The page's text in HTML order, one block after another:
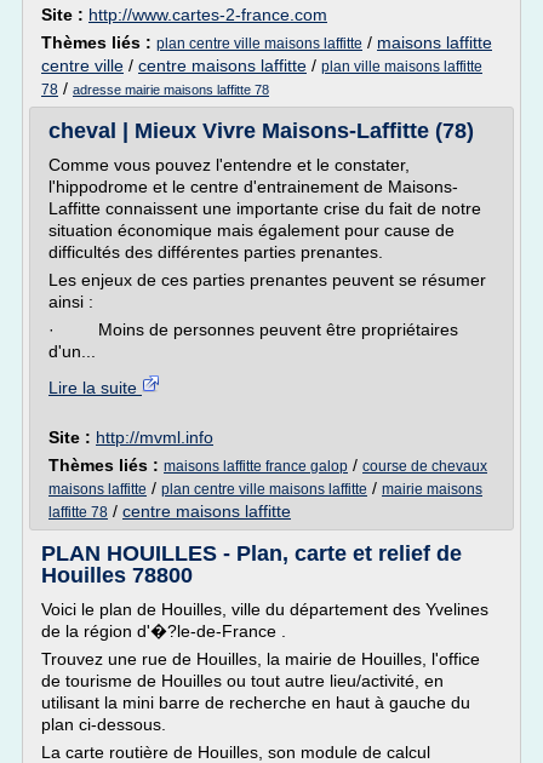
Site : http://www.cartes-2-france.com
Thèmes liés : plan centre ville maisons laffitte / maisons laffitte
centre ville / centre maisons laffitte / plan ville maisons laffitte
78 / adresse mairie maisons laffitte 78
cheval | Mieux Vivre Maisons-Laffitte (78)
Comme vous pouvez l'entendre et le constater,
l'hippodrome et le centre d'entrainement de Maisons-
Laffitte connaissent une importante crise du fait de notre
situation économique mais également pour cause de
difficultés des différentes parties prenantes.
Les enjeux de ces parties prenantes peuvent se résumer
ainsi :
· Moins de personnes peuvent être propriétaires
d'un...
Lire la suite
Site : http://mvml.info
Thèmes liés : maisons laffitte france galop / course de chevaux
maisons laffitte / plan centre ville maisons laffitte / mairie maisons
laffitte 78 / centre maisons laffitte
PLAN HOUILLES - Plan, carte et relief de
Houilles 78800
Voici le plan de Houilles, ville du département des Yvelines
de la région d'�?le-de-France .
Trouvez une rue de Houilles, la mairie de Houilles, l'office
de tourisme de Houilles ou tout autre lieu/activité, en
utilisant la mini barre de recherche en haut à gauche du
plan ci-dessous.
La carte routière de Houilles, son module de calcul